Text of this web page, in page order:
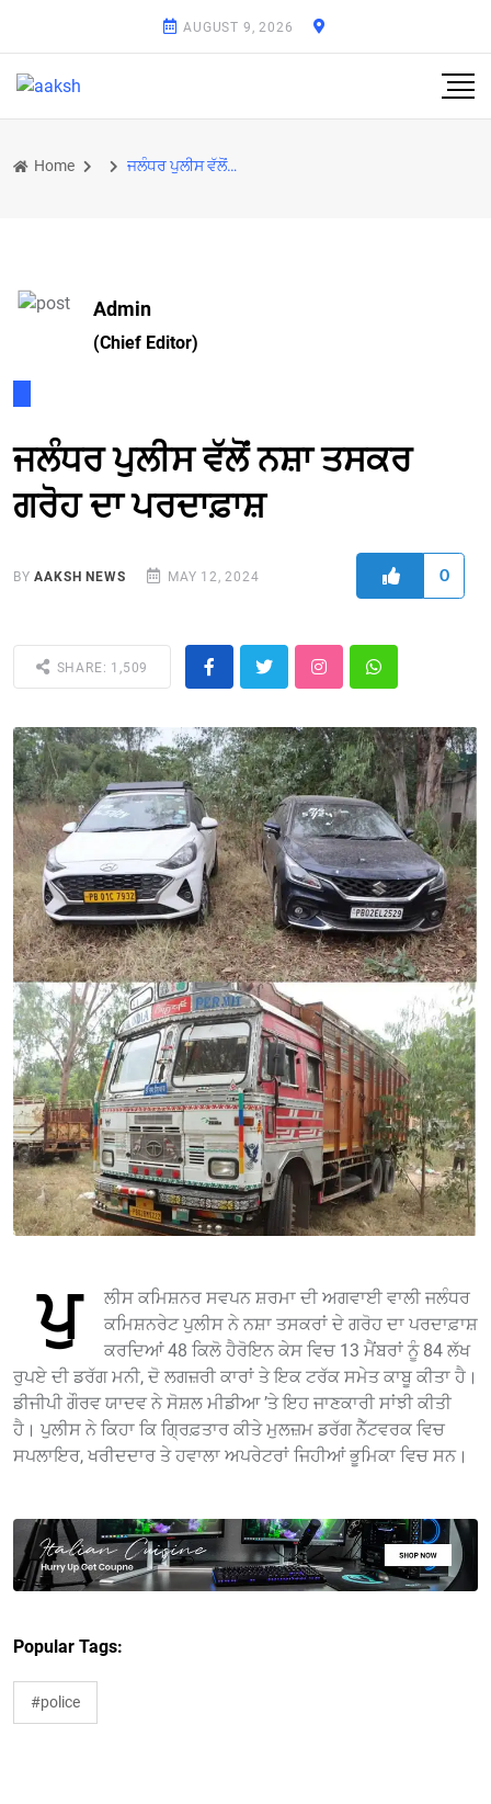
AUGUST 9, 2026
Home ਜਲੰਧਰ ਪੁਲੀਸ ਵੱਲੋਂ ਨਸ਼ਾ ਤਸਕਰ ਗਰੋਹ ਦਾ ਪਰਦਾਫ਼ਾਸ਼
Admin
(Chief Editor)
ਜਲੰਧਰ ਪੁਲੀਸ ਵੱਲੋਂ ਨਸ਼ਾ ਤਸਕਰ
ਗਰੋਹ ਦਾ ਪਰਦਾਫ਼ਾਸ਼
BYAAKSH NEWS MAY 12, 2024 0
SHARE: 1,509
ਪੁ
ਲੀਸ ਕਮਿਸ਼ਨਰ ਸਵਪਨ ਸ਼ਰਮਾ ਦੀ ਅਗਵਾਈ ਵਾਲੀ ਜਲੰਧਰ
ਕਮਿਸ਼ਨਰੇਟ ਪੁਲੀਸ ਨੇ ਨਸ਼ਾ ਤਸਕਰਾਂ ਦੇ ਗਰੋਹ ਦਾ ਪਰਦਾਫ਼ਾਸ਼
ਕਰਦਿਆਂ 48 ਕਿਲੋ ਹੈਰੋਇਨ ਕੇਸ ਵਿਚ 13 ਮੈਂਬਰਾਂ ਨੂੰ 84 ਲੱਖ
ਰੁਪਏ ਦੀ ਡਰੱਗ ਮਨੀ, ਦੋ ਲਗਜ਼ਰੀ ਕਾਰਾਂ ਤੇ ਇਕ ਟਰੱਕ ਸਮੇਤ ਕਾਬੂ ਕੀਤਾ ਹੈ।
ਡੀਜੀਪੀ ਗੌਰਵ ਯਾਦਵ ਨੇ ਸੋਸ਼ਲ ਮੀਡੀਆ ’ਤੇ ਇਹ ਜਾਣਕਾਰੀ ਸਾਂਝੀ ਕੀਤੀ
ਹੈ। ਪੁਲੀਸ ਨੇ ਕਿਹਾ ਕਿ ਗ੍ਰਿਫ਼ਤਾਰ ਕੀਤੇ ਮੁਲਜ਼ਮ ਡਰੱਗ ਨੈੱਟਵਰਕ ਵਿਚ
ਸਪਲਾਇਰ, ਖਰੀਦਦਾਰ ਤੇ ਹਵਾਲਾ ਅਪਰੇਟਰਾਂ ਜਿਹੀਆਂ ਭੂਮਿਕਾ ਵਿਚ ਸਨ।
Popular Tags:
#police